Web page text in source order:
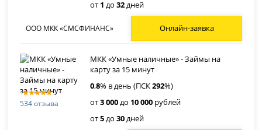
от 1 до32дней
ООО МКК «СМСФИНАНС» Онлайн-заявка
534 отзыва
МКК «Умные наличные» - Займы на
карту за 15 минут
0,8% в день (ПСК292%)
от3 000до 10 000 рублей
от5до30дней